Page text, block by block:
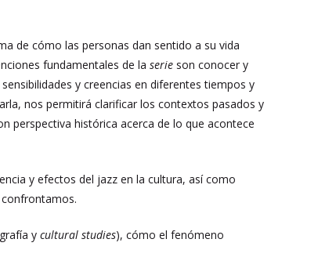
de cómo las personas dan sentido a su vida
fundamentales de laserie son conocer y
y creencias en diferentes tiempos y
nos permitirá clarificar los contextos pasados y
perspectiva histórica acerca de lo que acontece
y efectos del jazz en la cultura, así como
ycultural studies), cómo el fenómeno